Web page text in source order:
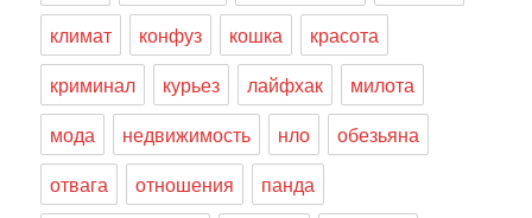
климат
конфуз кошка
красота
криминал
курьез лайфхак
милота
мода
недвижимость нло
обезьяна
отвага
отношения
панда